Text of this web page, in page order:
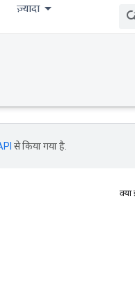
ज़्यादा
से किया गया है.